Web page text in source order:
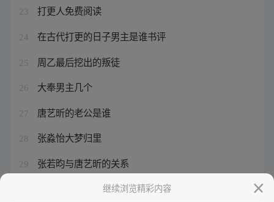
23 打更人免费阅读
24 在古代打更的日子男主是谁书评
25 周乙最后挖出的叛徒
26 大奉男主几个
27 唐艺昕的老公是谁
28 张淼怡大梦归里
29 张若昀与唐艺昕的关系
张淼怡的眼睛大吗还是小继续浏览精彩内容